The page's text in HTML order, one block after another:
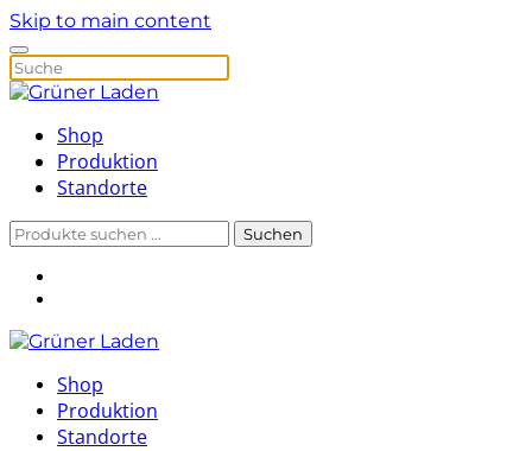
Skip to main content
Shop
Produktion
Standorte
Suchen
Suchen
Shop
Produktion
Standorte